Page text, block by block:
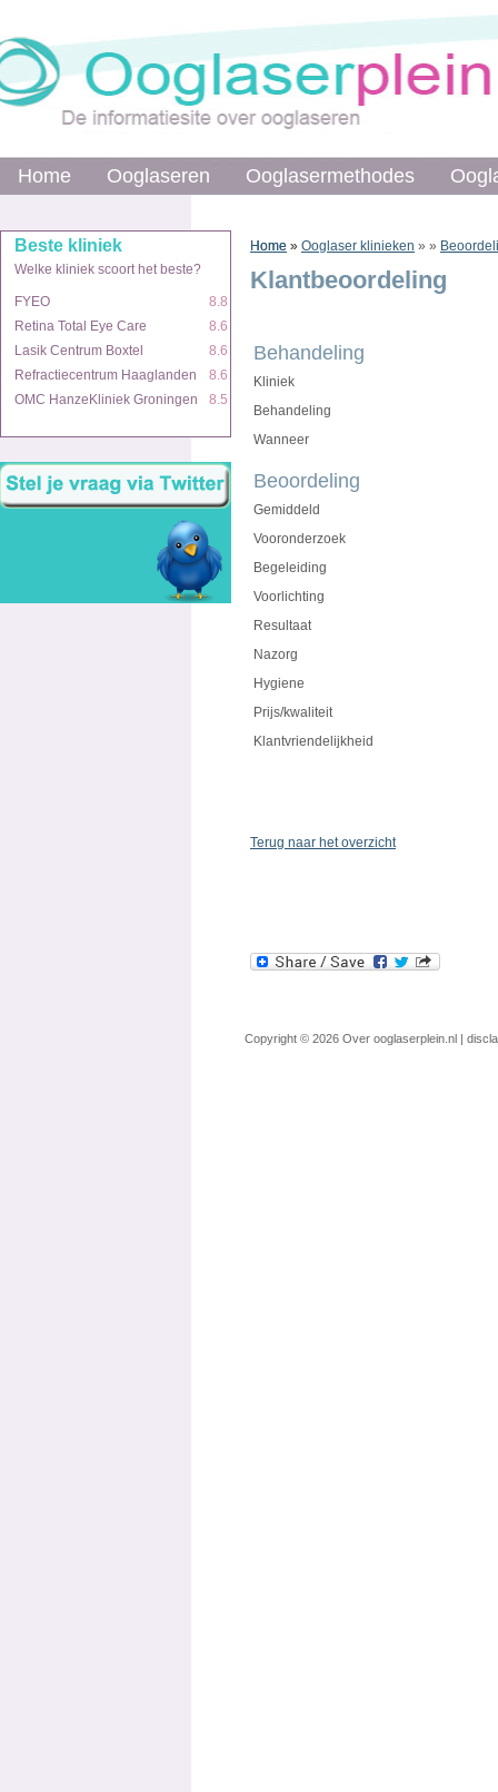
Home Ooglaseren Ooglasermethodes
Beste kliniek
Welke kliniek scoort het beste?
FYEO
8.8
Retina Total Eye Care
8.6
Lasik Centrum Boxtel
8.6
Refractiecentrum Haaglanden
8.6
OMC HanzeKliniek Groningen
8.5
Home »
Home Ooglaseren Ooglasermethodes
Beste kliniek
Welke kliniek scoort het beste?
FYEO
8.8
Retina Total Eye Care
8.6
Lasik Centrum Boxtel
8.6
Refractiecentrum Haaglanden
8.6
OMC HanzeKliniek Groningen
8.5
Home » Ooglaser klinieken » »
Klantbeoordeling
Behandeling
Kliniek
Behandeling
Wanneer
Beoordeling
Gemiddeld
Vooronderzoek
Begeleiding
Voorlichting
Resultaat
Nazorg
Hygiene
Prijs/kwaliteit
Klantvriendelijkheid
Terug naar het overzicht
Copyright © 2026 Over ooglaserplein.nl |